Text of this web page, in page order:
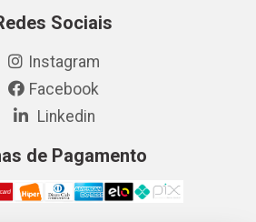
Sociais
Instagram
Facebook
Linkedin
de Pagamento